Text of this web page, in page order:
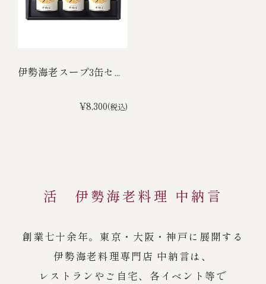
伊勢海老スープ3缶セ...
¥8,300(税込)
活 伊勢海老料理 中納言
創業七十余年。東京・大阪・神戸に展開する
伊勢海老料理専門店 中納言は、
レストランやご自宅、各イベント等で